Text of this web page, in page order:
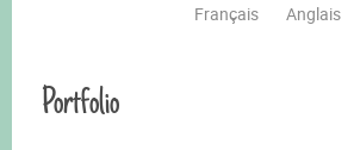
Français Anglais
Portfolio